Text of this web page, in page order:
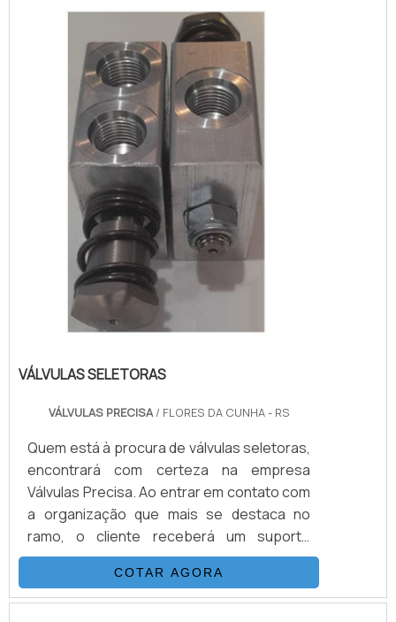
VÁLVULAS SELETORAS
VÁLVULAS PRECISA/ FLORES DA CUNHA - RS
Quem está à procura de válvulas seletoras,
encontrará com certeza na empresa
Válvulas Precisa. Ao entrar em contato com
a organização que mais se destaca no
ramo, o cliente receberá um suporte
completo para sanar eventuais dúvidas
sobre o produto a ser adquirido.Quando o
quesito é válvulas seletoras, com a melhor
COTAR AGORA